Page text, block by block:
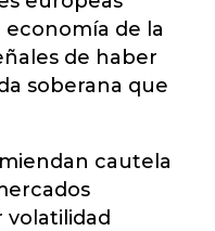
de la
de haber
soberana que
cautela